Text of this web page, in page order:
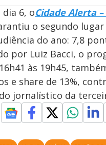
6, oCidade Alerta
o segundo
do ano: 7,8
por Luiz Bacci, o
às 19h45,
e share de 13%,
jornalístico da